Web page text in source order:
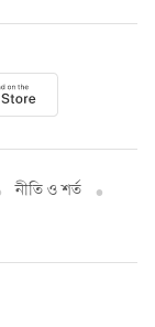
নীতি ও শর্ত